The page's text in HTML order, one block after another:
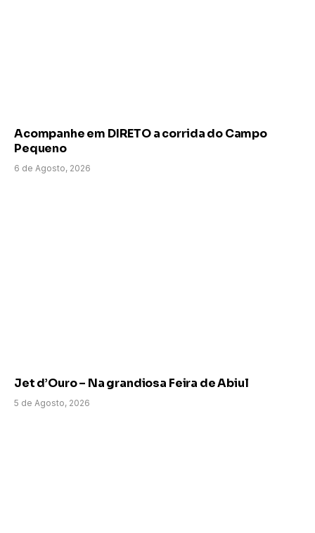
Acompanhe em DIRETO a corrida do Campo
Pequeno
6 de Agosto, 2026
Jet d’Ouro – Na grandiosa Feira de Abiul
5 de Agosto, 2026